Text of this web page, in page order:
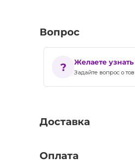
Вопрос
Желаете
Задайте вопрос о
Доставка
Оплата